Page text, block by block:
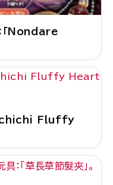
「Nondare
Fluffy